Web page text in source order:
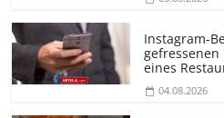
Instagram-
gefressenen
eines
04.08.2026